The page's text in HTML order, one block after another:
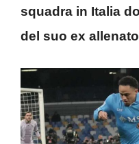
squadra in Italia
del suo ex